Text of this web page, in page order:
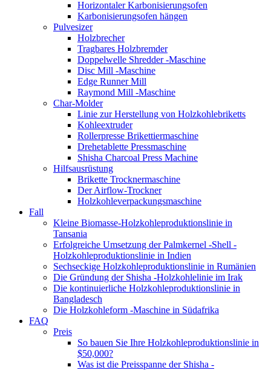
Horizontaler Karbonisierungsofen
Karbonisierungsofen hängen
Pulvesizer
Holzbrecher
Tragbares Holzbremder
Doppelwelle Shredder -Maschine
Disc Mill -Maschine
Edge Runner Mill
Raymond Mill -Maschine
Char-Molder
Linie zur Herstellung von Holzkohlebriketts
Kohleextruder
Rollerpresse Brikettiermaschine
Drehetablette Pressmaschine
Shisha Charcoal Press Machine
Hilfsausrüstung
Brikette Trocknermaschine
Der Airflow-Trockner
Holzkohleverpackungsmaschine
Fall
Kleine Biomasse-Holzkohleproduktionslinie in
Tansania
Erfolgreiche Umsetzung der Palmkernel -Shell -
Holzkohleproduktionslinie in Indien
Sechseckige Holzkohleproduktionslinie in Rumänien
Die Gründung der Shisha -Holzkohlelinie im Irak
Die kontinuierliche Holzkohleproduktionslinie in
Bangladesch
Die Holzkohleform -Maschine in Südafrika
FAQ
Preis
So bauen Sie Ihre Holzkohleproduktionslinie in
$50,000?
Was ist die Preisspanne der Shisha -